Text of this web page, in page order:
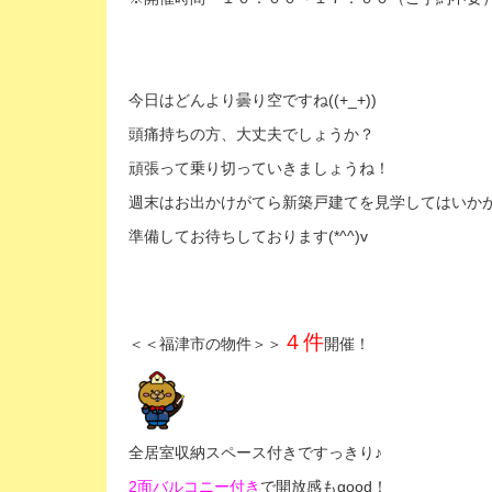
今日はどんより曇り空ですね((+_+))
頭痛持ちの方、大丈夫でしょうか？
頑張って乗り切っていきましょうね！
週末はお出かけがてら新築戸建てを見学してはいか
準備してお待ちしております(*^^)v
＜＜福津市の物件＞＞ ４件開催！
全居室収納スペース付きですっきり♪
2面バルコニー付き で開放感もgood！